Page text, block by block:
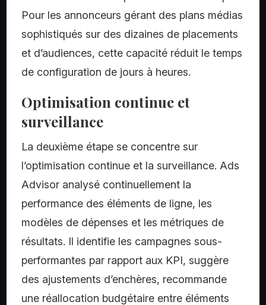
Pour les annonceurs gérant des plans médias
sophistiqués sur des dizaines de placements
et d’audiences, cette capacité réduit le temps
de configuration de jours à heures.
Optimisation continue et
surveillance
La deuxième étape se concentre sur
l’optimisation continue et la surveillance. Ads
Advisor analysé continuellement la
performance des éléments de ligne, les
modèles de dépenses et les métriques de
résultats. Il identifie les campagnes sous-
performantes par rapport aux KPI, suggère
des ajustements d’enchères, recommande
une réallocation budgétaire entre éléments